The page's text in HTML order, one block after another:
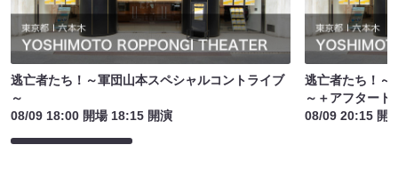
逃亡者たち！～軍団山本スペシャルコントライブ
～
08/09 18:00 開場 18:15 開演
逃亡者たち！～
～＋アフタート
08/09 20:15 開